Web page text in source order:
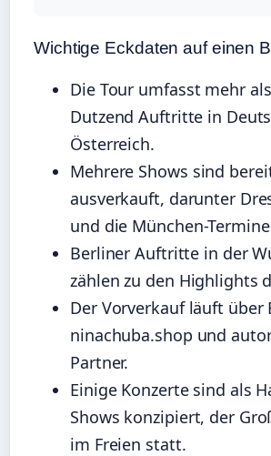
Wichtige Eckdaten auf einen
Die Tour umfasst mehr
Dutzend Auftritte in
Österreich.
Mehrere Shows sind
ausverkauft, darunter
und die München-
Berliner Auftritte in der
zählen zu den Highlights
Der Vorverkauf läuft über
ninachuba.shop und
Partner.
Einige Konzerte sind als
Shows konzipiert, der
im Freien statt.